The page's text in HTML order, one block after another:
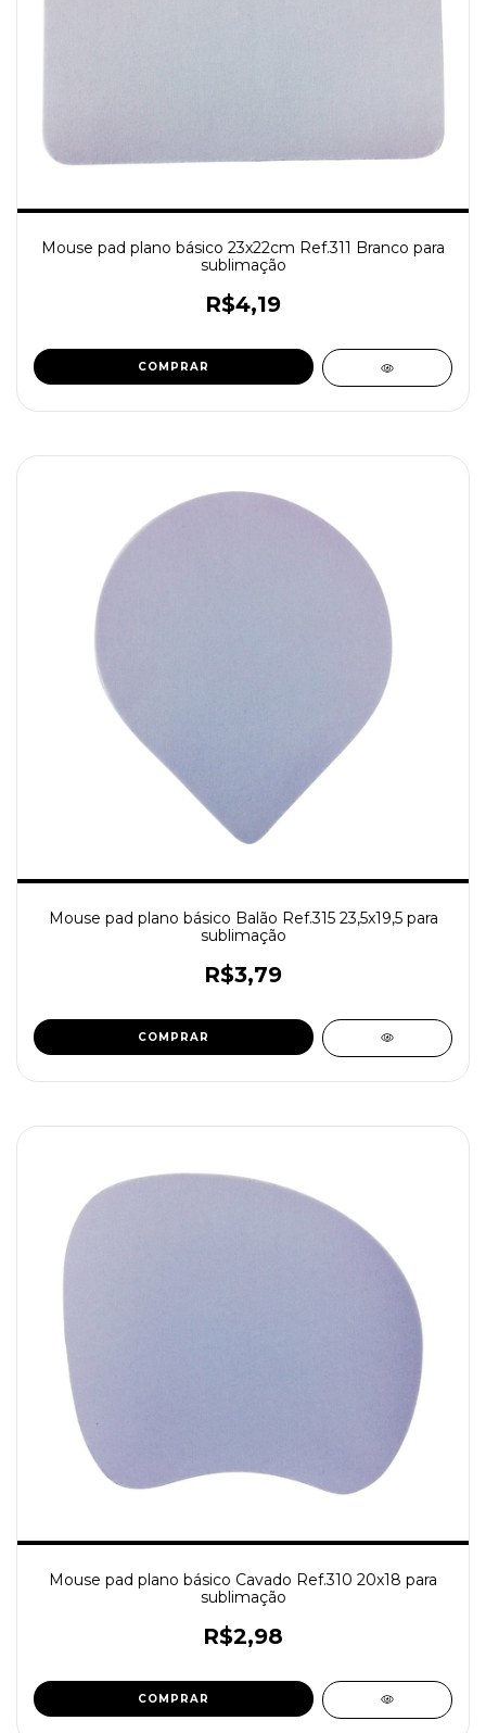
Mouse pad plano básico 23x22cm Ref.311 Branco para
sublimação
R$4,19
Mouse pad plano básico Balão Ref.315 23,5x19,5 para
sublimação
R$3,79
Mouse pad plano básico Cavado Ref.310 20x18 para
sublimação
R$2,98